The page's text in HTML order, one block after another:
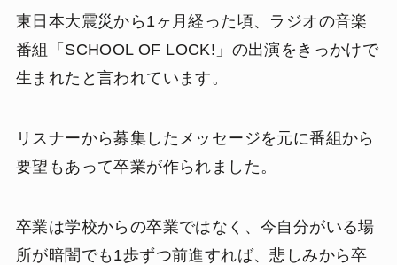
東日本大震災から1ヶ月経った頃、ラジオの音楽
番組「SCHOOL OF LOCK!」の出演をきっかけで
生まれたと言われています。
リスナーから募集したメッセージを元に番組から
要望もあって卒業が作られました。
卒業は学校からの卒業ではなく、今自分がいる場
所が暗闇でも1歩ずつ前進すれば、悲しみから卒